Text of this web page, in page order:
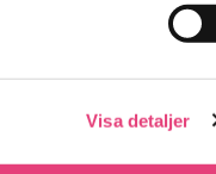
Visa detaljer
och starta
värme och